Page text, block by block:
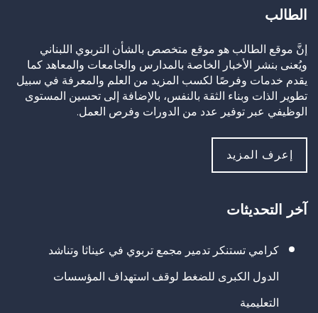
الطالب
إنَّ موقع الطالب هو موقع متخصص بالشأن التربوي اللبناني
ويُعنى بنشر الأخبار الخاصة بالمدارس والجامعات والمعاهد كما
يقدم خدمات وفرصًا لكسب المزيد من العلم والمعرفة في سبيل
تطوير الذات وبناء الثقة بالنفس، بالإضافة إلى تحسين المستوى
الوظيفي عبر توفير عدد من الدورات وفرص العمل.
إعرف المزيد
آخر التحديثات
كرامي تستنكر تدمير مجمع تربوي في عيناثا وتناشد
الدول الكبرى للضغط لوقف استهداف المؤسسات
التعليمية